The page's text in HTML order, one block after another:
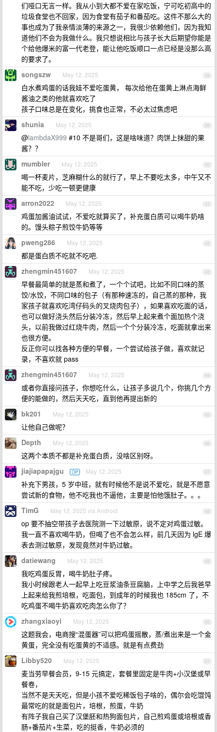
们哑口无言一样。我从小到大都不爱在家吃饭，宁可吃初高中的
垃圾食堂也不回家，因为食堂有茄子和番茄吃。这件不那么大的
事也成为了我亲情淡薄的来源之一，我很少依赖他们，因为我知
道他们不会为我做什么。我只想说相比与孩子长大后期望你能是
个给他爆米的富一代老登，能让他吃饭顺口一点已经是没那么高
的要求了。
38
songszw May 12, 2025
白水煮鸡蛋的话我娃不爱吃蛋黄， 每次给他在蛋黄上淋点海鲜
酱油之类的他就喜欢吃了
孩子口味总是在变化，挑食也正常，不必太过焦虑吧
39
shunia May 12, 2025
@lambdaX999 #10 不是哥们，这是啥味道？肉饼上抹甜的果
酱？？
40
mumbler May 12, 2025
喝一杯麦片，芝麻糊什么的就行了，早上不要吃太多，中午又不
能不吃，少吃一顿更健康
41
arron2022 May 12, 2025
鸡蛋加酱油试试，不爱吃就算买了，补充蛋白质可以喝牛奶啥
的。馒头粽子煎饺牛奶等等
42
pweng286 May 12, 2025
都是蛋白质不吃就不吃吧.
43
zhengmin451607 May 12, 2025
早餐最简单的就是蒸和煮了，一个个试吧，比如不同口味的蒸
饺/水饺，不同口味的包子（有那种速冻的，自己蒸的那种，我
家孩子就喜欢吃湾仔码头的叉烧肉包子），如果喜欢吃面的话，
也可以做好浇头然后分装冷冻，然后早上起来煮个面加热个浇
头，以前我做过红烧牛肉，然后一个个分装冷冻，吃面就拿出来
也很方便。
反正你可以找各种方便的早餐，一个尝试给孩子做，喜欢就记
录，不喜欢就 pass
44
zhengmin451607 May 12, 2025
或者你直接问孩子，你想吃什么，让孩子多说几个，你挑几个方
便的能做的，然后天天吃，直到他再提出新的
45
bk201 May 12, 2025
让他自己做呢？
46
Depth May 12, 2025
这两个本质不都是补充蛋白质，没啥区别呀。
47
jiajiapapajgu OP May 12, 2025
补充下男孩，5 岁中班，就有时候他不是说不爱吃，就是不愿意
尝试新的食物，他不吃我也不逼他，主要是怕他饿肚子。。。
48
TimG May 12, 2025 via Android
op 要不抽空带孩子去医院测一下过敏原，说不定对鸡蛋过敏。
我一直不喜欢喝牛奶，但喝了也不会怎么样，前几天因为 lgE 爆
表去测过敏原，发现竟然对牛奶过敏。
49
datiewang May 12, 2025
我吃鸡蛋反胃，喝牛奶肚子疼。
我小时候跟老人一起早上吃豆浆油条豆腐脑，上中学之后我爸早
上起来给我煎培根，吃面包，到成年的时候我也 185cm 了，不
吃鸡蛋不喝牛奶喜欢吃肉怎么你了？
50
zhangxiaoyi May 12, 2025
这题我会，电商搜“混蛋器”可以把鸡蛋摇散，蒸/煮出来是一个金
黄蛋，完全没有吃蛋黄的不适感。就是有点费劲
51
Libby520 May 12, 2025
麦当劳早餐会员，9-15 元搞定，套餐里固定是牛肉+小汉堡或早
餐卷，
当然不是天天吃，但是小孩不爱吃稀饭包子啥的，偶尔会吃馄饨
最常吃的就是面包片，培根，煎蛋，牛奶
有阵子我自己买了汉堡胚和热狗面包片，自己煎鸡蛋或培根或香
肠+番茄片+生菜，吃的挺香，牛奶必须的